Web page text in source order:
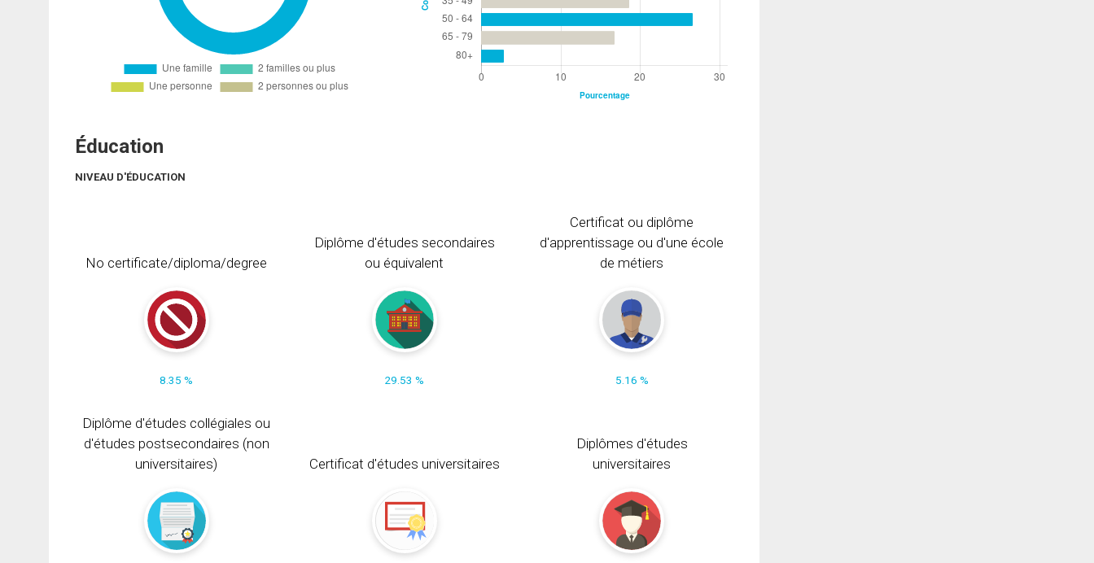
Éducation
NIVEAU D'ÉDUCATION
No certificate/diploma/degree
8.35 %
Diplôme d'études secondaires
ou équivalent
29.53 %
Certificat ou diplôme
d'apprentissage ou d'une école
de métiers
5.16 %
Diplôme d'études collégiales ou
d'études postsecondaires (non
universitaires)
Certificat d'études universitaires
Diplômes d'études
universitaires